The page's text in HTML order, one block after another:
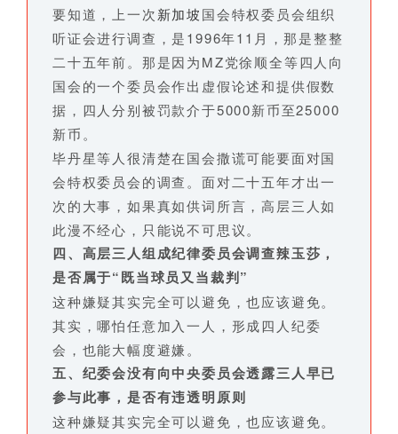
要知道，上一次新加坡国会特权委员会组织
听证会进行调查，是1996年11月，那是整整
二十五年前。那是因为MZ党徐顺全等四人向
国会的一个委员会作出虚假论述和提供假数
据，四人分别被罚款介于5000新币至25000
新币。
毕丹星等人很清楚在国会撒谎可能要面对国
会特权委员会的调查。面对二十五年才出一
次的大事，如果真如供词所言，高层三人如
此漫不经心，只能说不可思议。
四、高层三人组成纪律委员会调查辣玉莎，
是否属于“既当球员又当裁判”
这种嫌疑其实完全可以避免，也应该避免。
其实，哪怕任意加入一人，形成四人纪委
会，也能大幅度避嫌。
五、纪委会没有向中央委员会透露三人早已
参与此事，是否有违透明原则
这种嫌疑其实完全可以避免，也应该避免。